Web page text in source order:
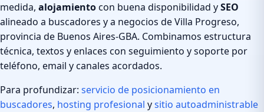
medida, alojamientocon buena disponibilidad ySEO
alineado a buscadores y a negocios de Villa Progreso,
provincia de Buenos Aires-GBA. Combinamos estructura
técnica, textos y enlaces con seguimiento y soporte por
teléfono, email y canales acordados.
Para profundizar: servicio de posicionamiento en
buscadores, hosting profesional ysitio autoadministrable